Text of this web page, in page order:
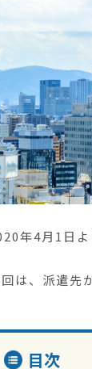
年4月1日よ
は、派遣先
目次